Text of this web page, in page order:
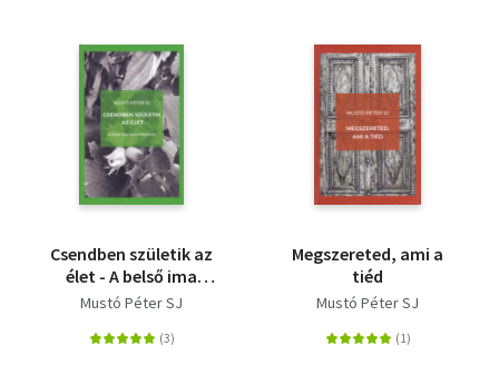
Csendben születik az
élet - A belső ima
tapasztalatairól
Mustó Péter SJ
Megszereted, ami a
tiéd
Mustó Péter SJ